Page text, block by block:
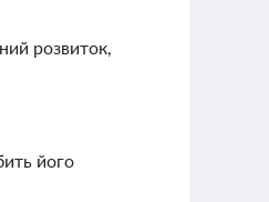
розвиток,
його